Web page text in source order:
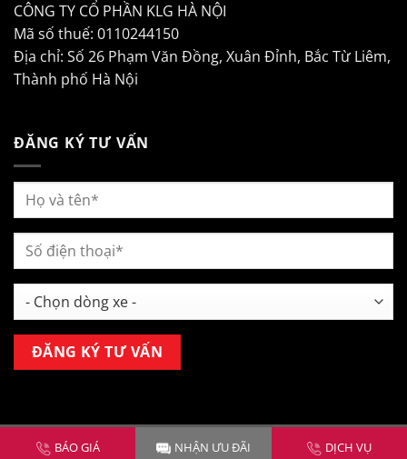
CÔNG TY CỔ PHẦN KLG HÀ NỘI
Mã số thuế: 0110244150
Địa chỉ: Số 26 Phạm Văn Đồng, Xuân Đỉnh, Bắc Từ Liêm,
Thành phố Hà Nội
ĐĂNG KÝ TƯ VẤN
Copyright 2026 © Mitsubishi Kim Liên Hà Nội
BÁO GIÁ NHẬN ƯU ĐÃI DỊCH VỤ